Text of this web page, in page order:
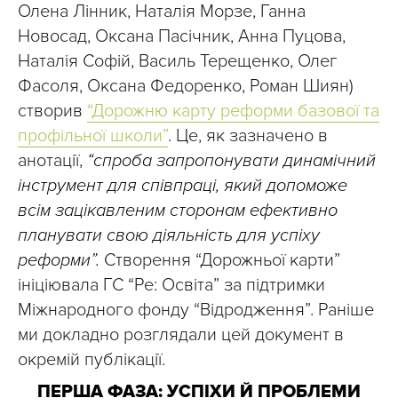
Олена Лінник, Наталія Морзе, Ганна
Новосад, Оксана Пасічник, Анна Пуцова,
Наталія Софій, Василь Терещенко, Олег
Фасоля, Оксана Федоренко, Роман Шиян)
створив “Дорожню карту реформи базової та
профільної школи”. Це, як зазначено в
анотації, “спроба запропонувати динамічний
інструмент для співпраці, який допоможе
всім зацікавленим сторонам ефективно
планувати свою діяльність для успіху
реформи”. Створення “Дорожньої карти”
ініціювала ГС “Ре: Освіта” за підтримки
Міжнародного фонду “Відродження”. Раніше
ми докладно розглядали цей документ в
окремій публікації.
ПЕРША ФАЗА: УСПІХИ Й ПРОБЛЕМИ